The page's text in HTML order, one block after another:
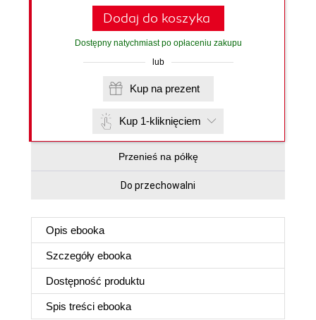
Dodaj do koszyka
Dostępny natychmiast po opłaceniu zakupu
lub
Kup na prezent
Kup 1-kliknięciem
Przenieś na półkę
Do przechowalni
Opis ebooka
Szczegóły ebooka
Dostępność produktu
Spis treści ebooka